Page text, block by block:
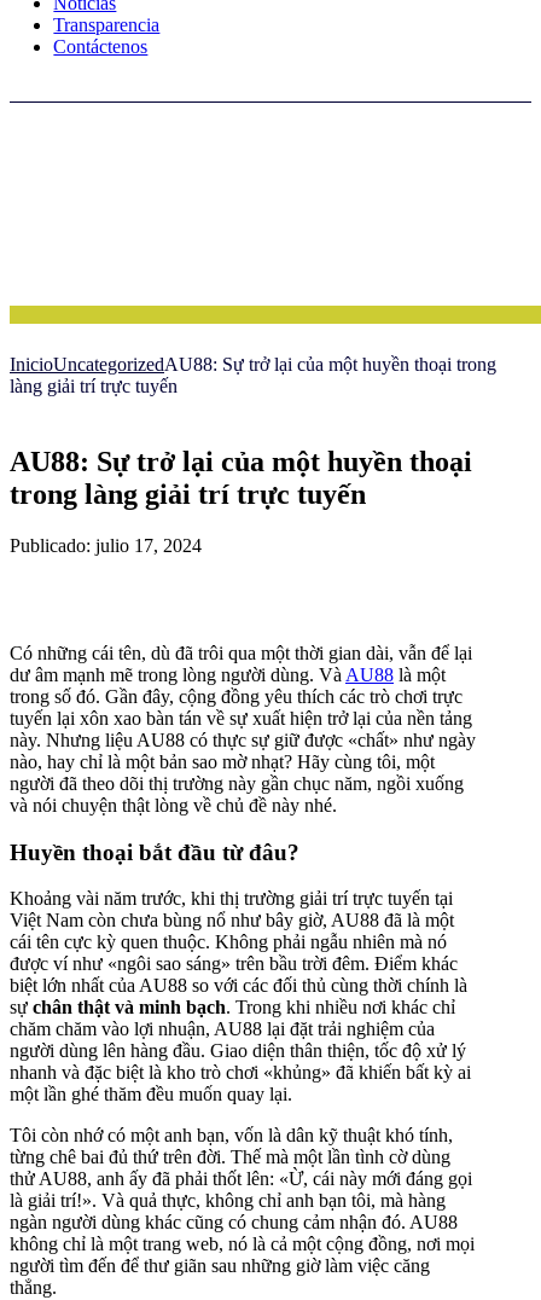
Transparencia
Contáctenos
InicioUncategorizedAU88: Sự trở lại của một huyền thoại trong
làng giải trí trực tuyến
AU88: Sự trở lại của một huyền thoại
trong làng giải trí trực tuyến
Publicado: julio 17, 2024
Có những cái tên, dù đã trôi qua một thời gian dài, vẫn để lại
dư âm mạnh mẽ trong lòng người dùng. Và AU88 là một
trong số đó. Gần đây, cộng đồng yêu thích các trò chơi trực
tuyến lại xôn xao bàn tán về sự xuất hiện trở lại của nền tảng
này. Nhưng liệu AU88 có thực sự giữ được «chất» như ngày
nào, hay chỉ là một bản sao mờ nhạt? Hãy cùng tôi, một
người đã theo dõi thị trường này gần chục năm, ngồi xuống
và nói chuyện thật lòng về chủ đề này nhé.
Huyền thoại bắt đầu từ đâu?
Khoảng vài năm trước, khi thị trường giải trí trực tuyến tại
Việt Nam còn chưa bùng nổ như bây giờ, AU88 đã là một
cái tên cực kỳ quen thuộc. Không phải ngẫu nhiên mà nó
được ví như «ngôi sao sáng» trên bầu trời đêm. Điểm khác
biệt lớn nhất của AU88 so với các đối thủ cùng thời chính là
sự chân thật và minh bạch. Trong khi nhiều nơi khác chỉ
chăm chăm vào lợi nhuận, AU88 lại đặt trải nghiệm của
người dùng lên hàng đầu. Giao diện thân thiện, tốc độ xử lý
nhanh và đặc biệt là kho trò chơi «khủng» đã khiến bất kỳ ai
một lần ghé thăm đều muốn quay lại.
Tôi còn nhớ có một anh bạn, vốn là dân kỹ thuật khó tính,
từng chê bai đủ thứ trên đời. Thế mà một lần tình cờ dùng
thử AU88, anh ấy đã phải thốt lên: «Ừ, cái này mới đáng gọi
là giải trí!». Và quả thực, không chỉ anh bạn tôi, mà hàng
ngàn người dùng khác cũng có chung cảm nhận đó. AU88
không chỉ là một trang web, nó là cả một cộng đồng, nơi mọi
người tìm đến để thư giãn sau những giờ làm việc căng
thẳng.